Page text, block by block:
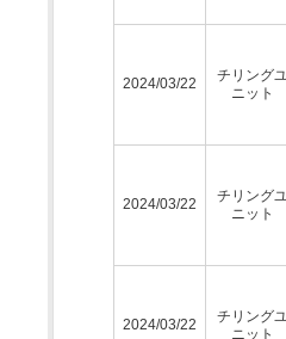
2024/03/22
チリングユ
ニット
2024/03/22
チリングユ
ニット
2024/03/22
チリングユ
ニット